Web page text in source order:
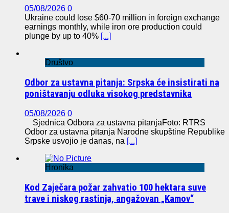
05/08/2026 0
Ukraine could lose $60-70 million in foreign exchange
earnings monthly, while iron ore production could
plunge by up to 40% [...]
Društvo
Odbor za ustavna pitanja: Srpska će insistirati na
poništavanju odluka visokog predstavnika
05/08/2026 0
Sjednica Odbora za ustavna pitanjaFoto: RTRS
Odbor za ustavna pitanja Narodne skupštine Republike
Srpske usvojio je danas, na [...]
Hronika
Kod Zaječara požar zahvatio 100 hektara suve
trave i niskog rastinja, angažovan „Kamov“